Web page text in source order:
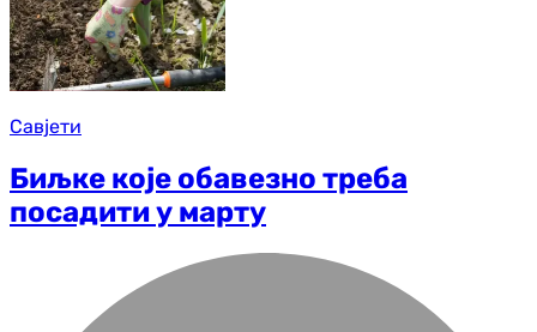
Савјети
Биљке које обавезно треба
посадити у марту